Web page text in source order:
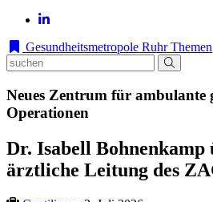
Gesundheitsmetropole Ruhr Themen
Neues Zentrum für ambulante
Operationen
Dr. Isabell
ärztliche Leitung des